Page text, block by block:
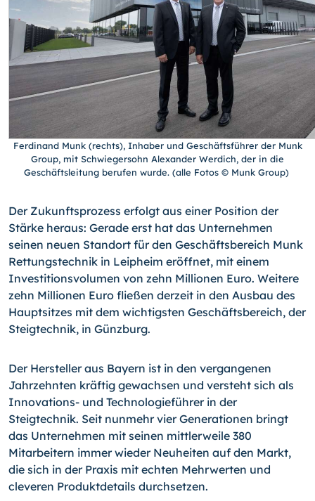
Ferdinand Munk (rechts), Inhaber und Geschäftsführer der Munk
Group, mit Schwiegersohn Alexander Werdich, der in die
Geschäftsleitung berufen wurde. (alle Fotos © Munk Group)
Der Zukunftsprozess erfolgt aus einer Position der
Stärke heraus: Gerade erst hat das Unternehmen
seinen neuen Standort für den Geschäftsbereich Munk
Rettungstechnik in Leipheim eröffnet, mit einem
Investitionsvolumen von zehn Millionen Euro. Weitere
zehn Millionen Euro fließen derzeit in den Ausbau des
Hauptsitzes mit dem wichtigsten Geschäftsbereich, der
Steigtechnik, in Günzburg.
Der Hersteller aus Bayern ist in den vergangenen
Jahrzehnten kräftig gewachsen und versteht sich als
Innovations- und Technologieführer in der
Steigtechnik. Seit nunmehr vier Generationen bringt
das Unternehmen mit seinen mittlerweile 380
Mitarbeitern immer wieder Neuheiten auf den Markt,
die sich in der Praxis mit echten Mehrwerten und
cleveren Produktdetails durchsetzen.